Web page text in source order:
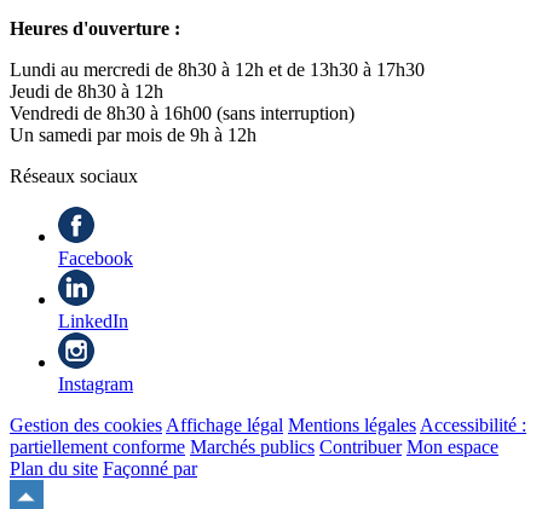
Heures d'ouverture :
Lundi au mercredi de 8h30 à 12h et de 13h30 à 17h30
Jeudi de 8h30 à 12h
Vendredi de 8h30 à 16h00 (sans interruption)
Un samedi par mois de 9h à 12h
Réseaux sociaux
Facebook
LinkedIn
Instagram
Gestion des cookiesAffichage légal Mentions légalesAccessibilité :
partiellement conforme Marchés publics Contribuer Mon espace
Plan du site Façonné par